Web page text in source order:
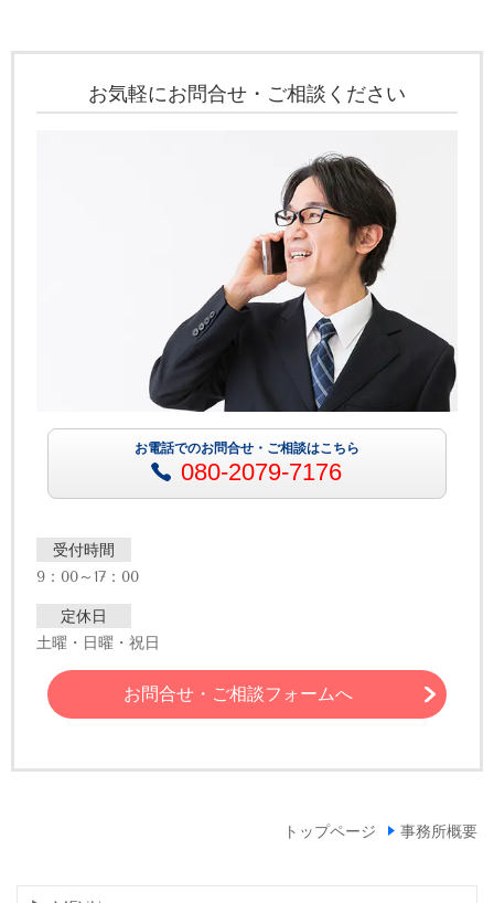
お気軽にお問合せ・ご相談ください
お電話でのお問合せ・ご相談はこちら
080-2079-7176
受付時間
9：00～17：00
定休日
土曜・日曜・祝日
お問合せ・ご相談フォームへ
トップページ 事務所概要